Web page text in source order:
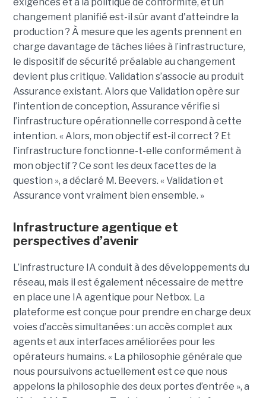
changement planifié est-il sûr avant d'atteindre la
production ? À mesure que les agents prennent en
charge davantage de tâches liées à l’infrastructure,
le dispositif de sécurité préalable au changement
devient plus critique. Validation s’associe au produit
Assurance existant. Alors que Validation opère sur
l’intention de conception, Assurance vérifie si
l’infrastructure opérationnelle correspond à cette
intention. « Alors, mon objectif est-il correct ? Et
l’infrastructure fonctionne-t-elle conformément à
mon objectif ? Ce sont les deux facettes de la
question », a déclaré M. Beevers. « Validation et
Assurance vont vraiment bien ensemble. »
Infrastructure agentique et
perspectives d’avenir
L’infrastructure IA conduit à des développements du
réseau, mais il est également nécessaire de mettre
en place une IA agentique pour Netbox. La
plateforme est conçue pour prendre en charge deux
voies d’accès simultanées : un accès complet aux
agents et aux interfaces améliorées pour les
opérateurs humains. « La philosophie générale que
nous poursuivons actuellement est ce que nous
appelons la philosophie des deux portes d’entrée », a